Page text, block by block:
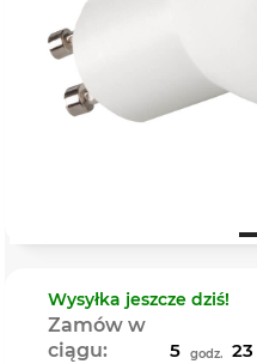
Wysyłka jeszcze dziś!
Zamów w
ciągu:
5 godz. 23